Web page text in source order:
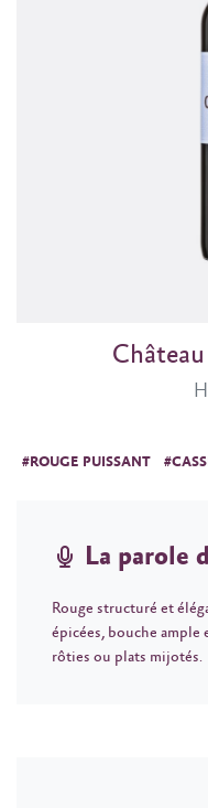
#ROUGE PUISSANT
La parole
Rouge structuré et
épicées, bouche ample
rôties ou plats mijotés.